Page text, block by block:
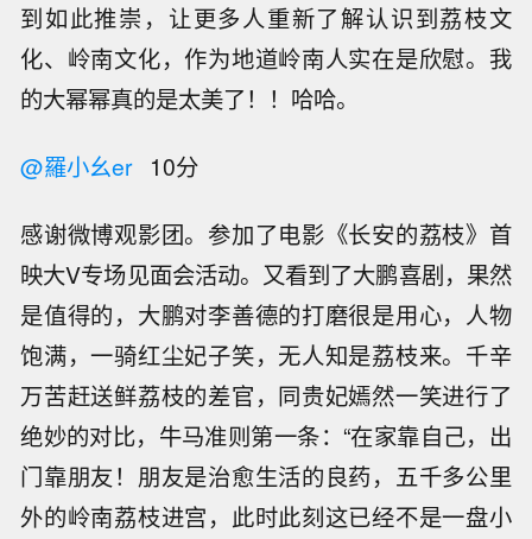
到如此推崇，让更多人重新了解认识到荔枝文
化、岭南文化，作为地道岭南人实在是欣慰。我
的大幂幂真的是太美了！！哈哈。
@羅小幺er10分
感谢微博观影团。参加了电影《长安的荔枝》首
映大V专场见面会活动。又看到了大鹏喜剧，果然
是值得的，大鹏对李善德的打磨很是用心，人物
饱满，一骑红尘妃子笑，无人知是荔枝来。千辛
万苦赶送鲜荔枝的差官，同贵妃嫣然一笑进行了
绝妙的对比，牛马准则第一条：“在家靠自己，出
门靠朋友！朋友是治愈生活的良药，五千多公里
外的岭南荔枝进宫，此时此刻这已经不是一盘小